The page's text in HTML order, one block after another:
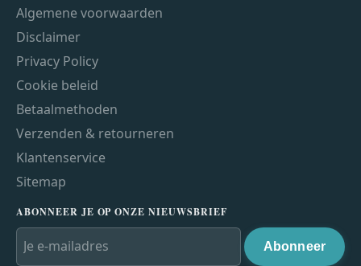
Algemene voorwaarden
Disclaimer
Privacy Policy
Cookie beleid
Betaalmethoden
Verzenden & retourneren
Klantenservice
Sitemap
ABONNEER JE OP ONZE NIEUWSBRIEF
Abonneer